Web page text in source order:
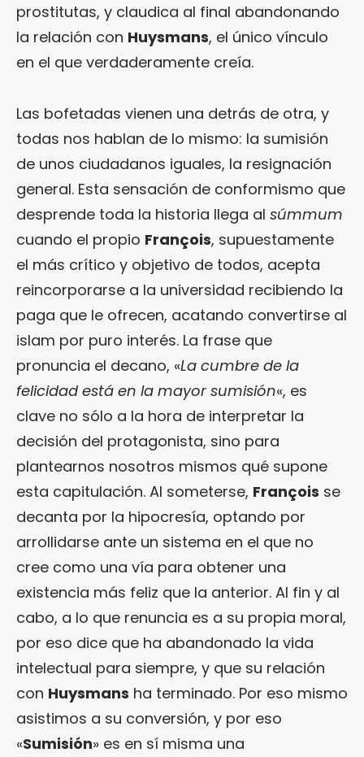
prostitutas, y claudica al final abandonando
la relación con Huysmans, el único vínculo
en el que verdaderamente creía.
Las bofetadas vienen una detrás de otra, y
todas nos hablan de lo mismo: la sumisión
de unos ciudadanos iguales, la resignación
general. Esta sensación de conformismo que
desprende toda la historia llega al súmmum
cuando el propio François, supuestamente
el más crítico y objetivo de todos, acepta
reincorporarse a la universidad recibiendo la
paga que le ofrecen, acatando convertirse al
islam por puro interés. La frase que
pronuncia el decano, «La cumbre de la
felicidad está en la mayor sumisión«, es
clave no sólo a la hora de interpretar la
decisión del protagonista, sino para
plantearnos nosotros mismos qué supone
esta capitulación. Al someterse, François se
decanta por la hipocresía, optando por
arrollidarse ante un sistema en el que no
cree como una vía para obtener una
existencia más feliz que la anterior. Al fin y al
cabo, a lo que renuncia es a su propia moral,
por eso dice que ha abandonado la vida
intelectual para siempre, y que su relación
con Huysmans ha terminado. Por eso mismo
asistimos a su conversión, y por eso
«Sumisión» es en sí misma una